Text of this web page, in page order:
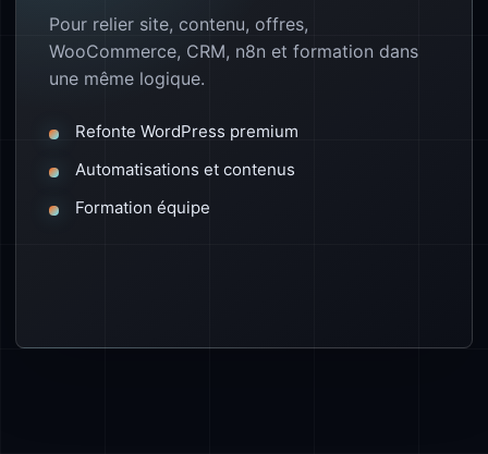
Pour relier site, contenu, offres,
WooCommerce, CRM, n8n et formation dans
une même logique.
Refonte WordPress premium
Automatisations et contenus
Formation équipe